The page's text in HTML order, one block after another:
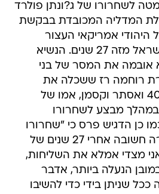
לשחרורו של ג?ונתן פולרד
המדליה המכובדת בבקשת
היהודי אמריקאי העצור
באשמת ריגול עבור ישראל מזה 27 שנים. הנשיא
אובמה את המסר של בני
רוחמה רז ששכלה את
אחותה בפיגוע בקו 405 ואסתר וקסמן, אמו של
במהלך מבצע לשחרורו
כן הדגיש פרס כי "שחרורו
של פולארד הוא מטרה חשובה אחרי 27 שנים של
מצדי אמלא את השליחות,
הנעלה ביותר, אדבר
שניתן בידי כדי להשיבו